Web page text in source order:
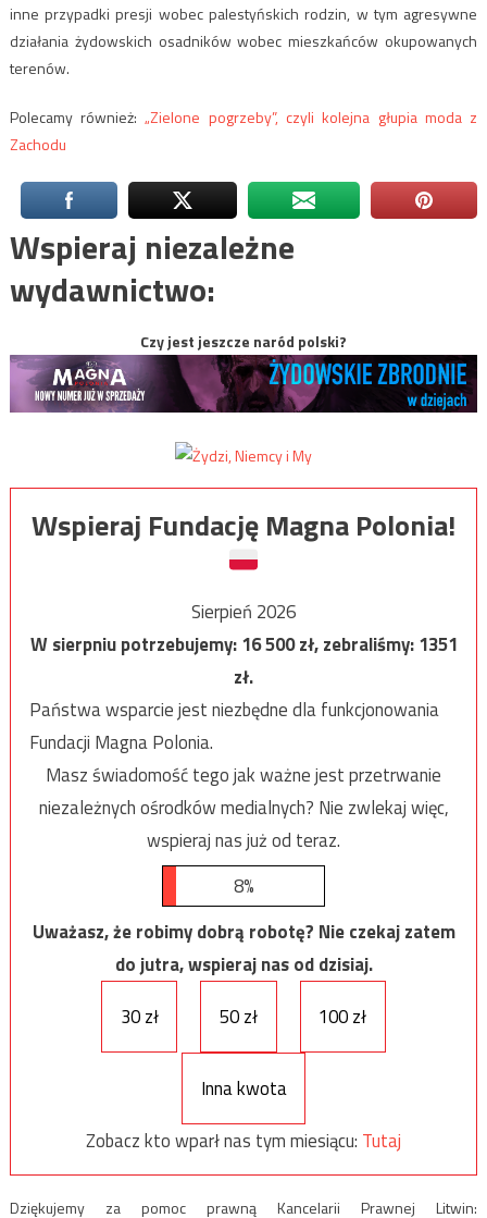
inne przypadki presji wobec palestyńskich rodzin, w tym agresywne
działania żydowskich osadników wobec mieszkańców okupowanych
terenów.
Polecamy również: „Zielone pogrzeby”, czyli kolejna głupia moda z
Zachodu
Wspieraj niezależne
wydawnictwo:
Czy jest jeszcze naród polski?
Wspieraj Fundację Magna Polonia!
Sierpień 2026
W sierpniu potrzebujemy:16 500zł, zebraliśmy:1351
zł.
Państwa wsparcie jest niezbędne dla funkcjonowania
Fundacji Magna Polonia.
Masz świadomość tego jak ważne jest przetrwanie
niezależnych ośrodków medialnych? Nie zwlekaj więc,
wspieraj nas już od teraz.
8%
Uważasz, że robimy dobrą robotę? Nie czekaj zatem
do jutra, wspieraj nas od dzisiaj.
30 zł
50 zł 100 zł
Inna kwota
Zobacz kto wparł nas tym miesiącu: Tutaj
Dziękujemy za pomoc prawną Kancelarii Prawnej Litwin: